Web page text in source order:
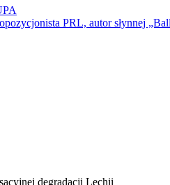
PRL, autor słynnej
degradacji Lechii